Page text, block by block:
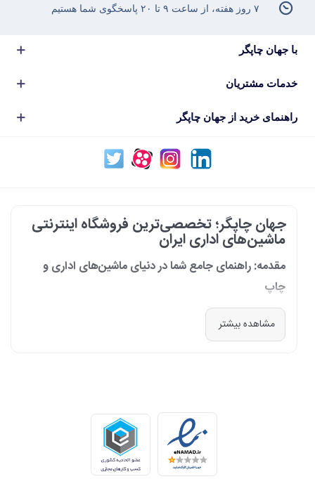
با جهان چاپگر
خدمات مشتریان
راهنمای خرید از جهان چاپگر
۷ روز هفته، از ساعت ۹ تا ۲۰ پاسخگوی شما هستیم
جهان چاپگر؛ تخصصی‌ترین فروشگاه اینترنتی
ماشین‌های اداری ایران
مقدمه: راهنمای جامع شما در دنیای ماشین‌های اداری و
چاپ
در دنیای پرشتاب امروز که کسب‌وکارها و سازمان‌ها برای افزایش بهره‌وری خود به
فناوری‌های نوین وابسته‌اند، دسترسی به ابزارهای کارآمد و قابل اعتماد یک
ما، ارائه راهکارهای جامع، از مشاوره پیش از خرید تا پشتیبانی پس از فروش،
برای سازمان‌ها، شرکت‌ها و کاربران خانگی است.
طیف کاملی از محصولات برای هر نیازی
ما در جهان چاپگر، مجموعه‌ای گسترده از برترین برندهای جهانی را گرد هم
مشاهده بیشتر